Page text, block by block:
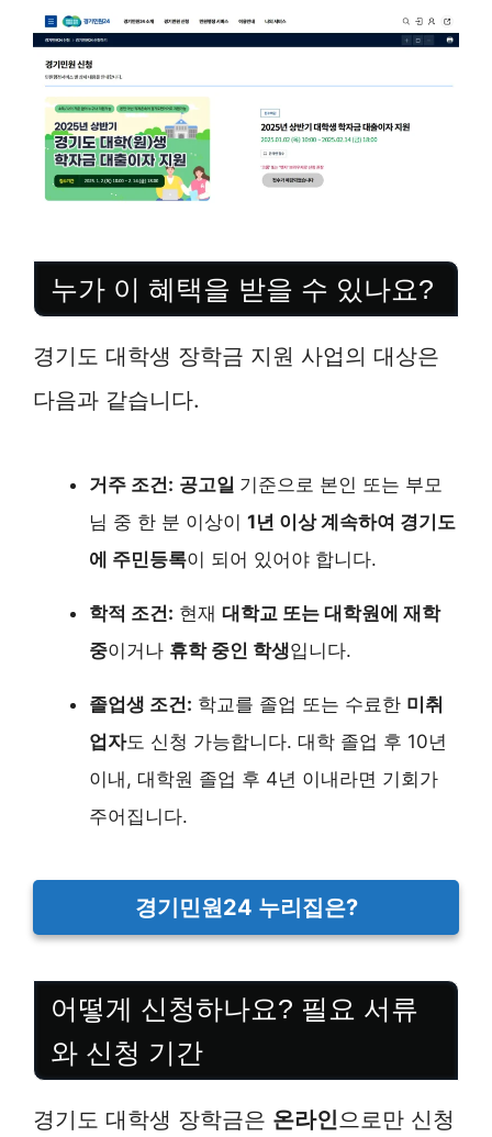
누가 이 혜택을 받을 수 있나요?
경기도 대학생 장학금 지원 사업의 대상은
다음과 같습니다.
거주 조건: 공고일 기준으로 본인 또는 부모
님 중 한 분 이상이 1년 이상 계속하여 경기도
에 주민등록이 되어 있어야 합니다.
학적 조건: 현재 대학교 또는 대학원에 재학
중이거나 휴학 중인 학생입니다.
졸업생 조건: 학교를 졸업 또는 수료한 미취
업자도 신청 가능합니다. 대학 졸업 후 10년
이내, 대학원 졸업 후 4년 이내라면 기회가
주어집니다.
경기민원24 누리집은?
어떻게 신청하나요? 필요 서류
와 신청 기간
경기도 대학생 장학금은 온라인 으로만 신청